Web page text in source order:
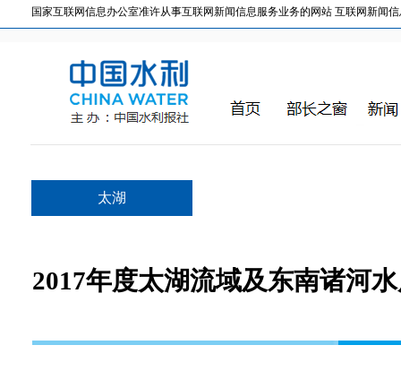
国家互联网信息办公室准许从事互联网新闻信息服务业务的网站 互联网新闻信
太湖
2017年度太湖流域及东南诸河